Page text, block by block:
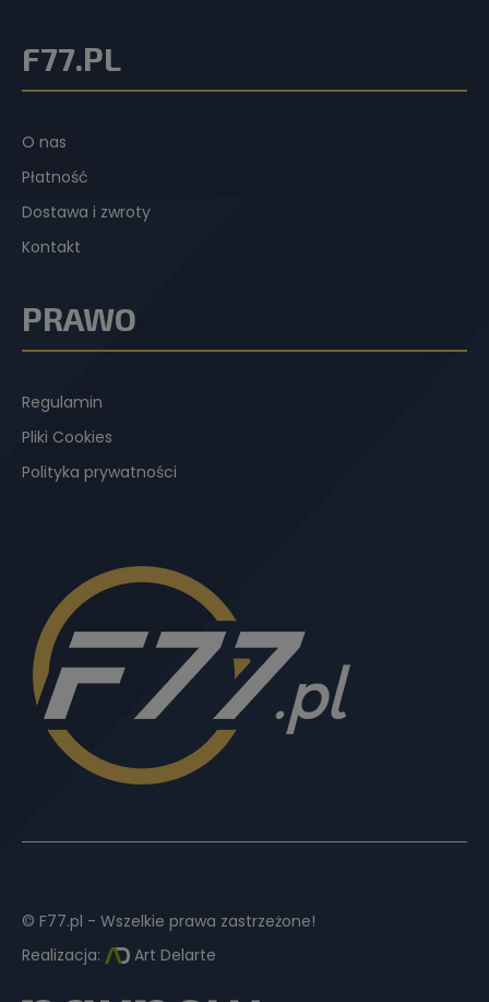
F77.PL
O nas
Płatność
Dostawa i zwroty
Kontakt
PRAWO
Regulamin
Pliki Cookies
Polityka prywatności
© F77.pl - Wszelkie prawa zastrzeżone!
Realizacja:
Art Delarte